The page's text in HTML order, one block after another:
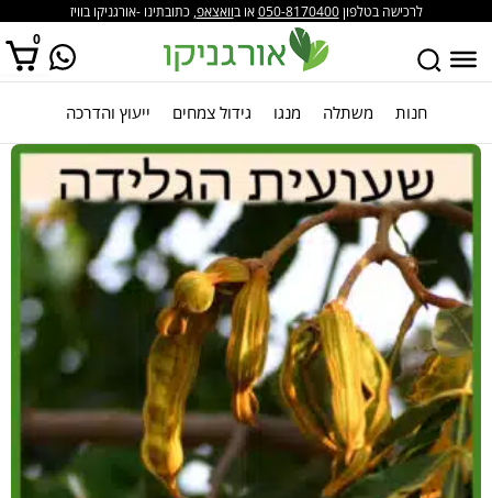
לרכישה בטלפון050-8170400או בוואצאפ, כתובתינו -אורגניקו בוויז
0
אין מוצרים בסל הקניות. חנות משתלה מנגו גידול צמחים ייעוץ והדרכה